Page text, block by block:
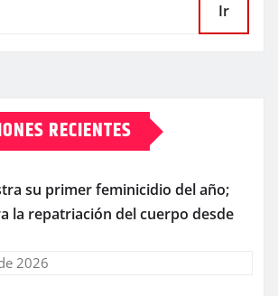
Ir
RECIENTES
su primer feminicidio del año;
la repatriación del cuerpo desde
2026